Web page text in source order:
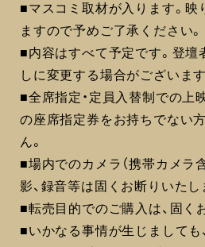
■マスコミ取材が入ります。
ますので予めご了承ください。
■内容はすべて予定です。登壇
しに変更する場合がございます
■全席指定・定員入替制での上
の座席指定券をお持ちでない
ん。
■場内でのカメラ（携帯カメラ
影、録音等は固くお断りいたし
■転売目的でのご購入は、固く
■いかなる事情が生じましても